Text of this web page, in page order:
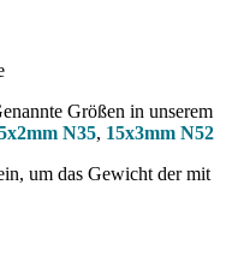
Größen in unserem
N35, 15x3mm N52
um das Gewicht der mit